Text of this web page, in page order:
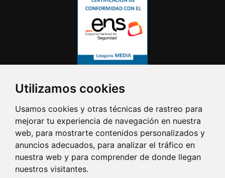
Utilizamos cookies
Usamos cookies y otras técnicas de rastreo para
mejorar tu experiencia de navegación en nuestra
web, para mostrarte contenidos personalizados y
anuncios adecuados, para analizar el tráfico en
nuestra web y para comprender de donde llegan
nuestros visitantes.